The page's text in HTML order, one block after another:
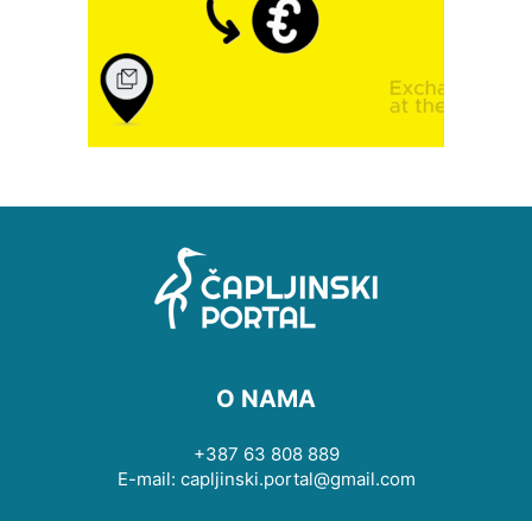
O NAMA
+387 63 808 889
E-mail: capljinski.portal@gmail.com